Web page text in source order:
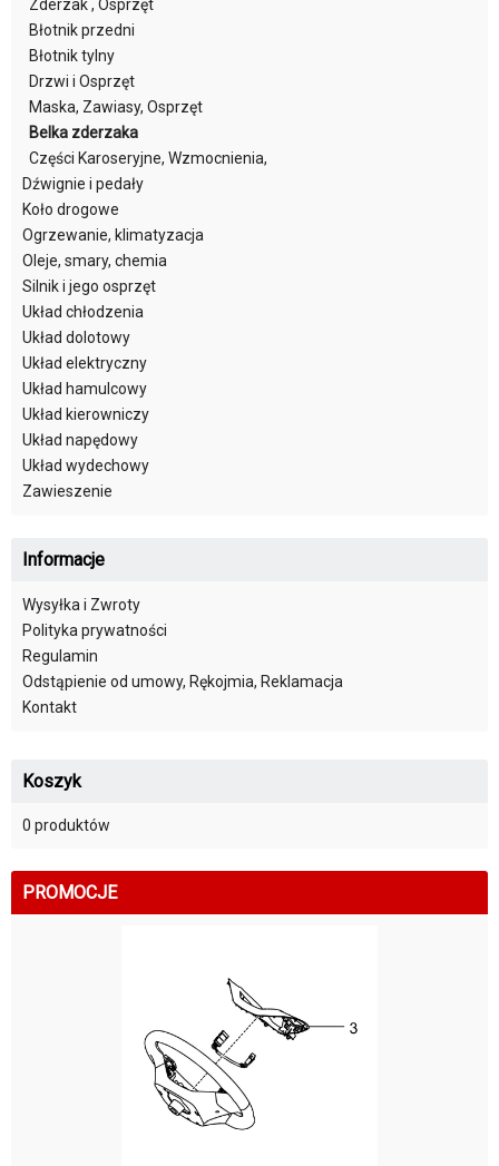
Zderzak , Osprzęt
Błotnik przedni
Błotnik tylny
Drzwi i Osprzęt
Maska, Zawiasy, Osprzęt
Belka zderzaka
Części Karoseryjne, Wzmocnienia,
Dźwignie i pedały
Koło drogowe
Ogrzewanie, klimatyzacja
Oleje, smary, chemia
Silnik i jego osprzęt
Układ chłodzenia
Układ dolotowy
Układ elektryczny
Układ hamulcowy
Układ kierowniczy
Układ napędowy
Układ wydechowy
Zawieszenie
Informacje
Wysyłka i Zwroty
Polityka prywatności
Regulamin
Odstąpienie od umowy, Rękojmia, Reklamacja
Kontakt
Koszyk
0 produktów
PROMOCJE